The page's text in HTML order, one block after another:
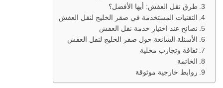
طرق نقل العفش: أيها الأفضل؟
التقنيات المستخدمة في صقر الخليج لنقل العفش
نصائح عند اختيار خدمة نقل العفش
الأسئلة الشائعة حول صقر الخليج لنقل العفش
ثقافة وتجارب محلية
الخاتمة
روابط خارجية موثوقة